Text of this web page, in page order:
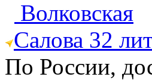
Волковская
Салова 32
По России,